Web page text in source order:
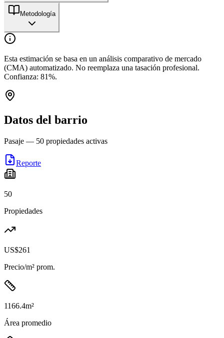
Metodología
Esta estimación se basa en un análisis comparativo de mercado
(CMA) automatizado. No reemplaza una tasación profesional.
Confianza: 81%.
Datos del barrio
Pasaje — 50 propiedades activas
Reporte
50
Propiedades
US$261
Precio/m² prom.
1166.4m²
Área promedio